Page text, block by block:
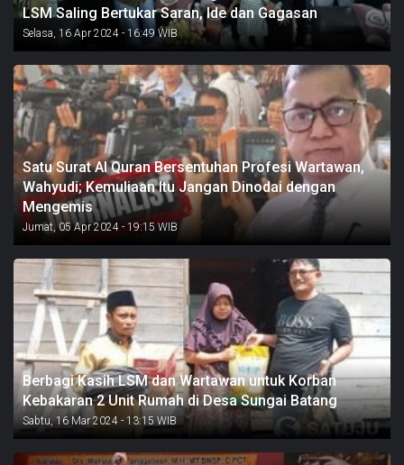
LSM Saling Bertukar Saran, Ide dan Gagasan
Selasa, 16 Apr 2024 - 16:49 WIB
Satu Surat Al Quran Bersentuhan Profesi Wartawan,
Wahyudi; Kemuliaan Itu Jangan Dinodai dengan
Mengemis
Jumat, 05 Apr 2024 - 19:15 WIB
Berbagi Kasih LSM dan Wartawan untuk Korban
Kebakaran 2 Unit Rumah di Desa Sungai Batang
Sabtu, 16 Mar 2024 - 13:15 WIB